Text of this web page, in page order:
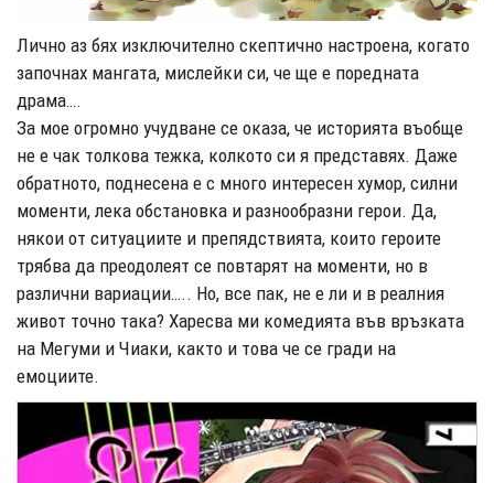
Лично аз бях изключително скептично настроена, когато
започнах мангата, мислейки си, че ще е поредната
драма….
За мое огромно учудване се оказа, че историята въобще
не е чак толкова тежка, колкото си я представях. Даже
обратното, поднесена е с много интересен хумор, силни
моменти, лека обстановка и разнообразни герои. Да,
някои от ситуациите и препядствията, които героите
трябва да преодолеят се повтарят на моменти, но в
различни вариации….. Но, все пак, не е ли и в реалния
живот точно така? Харесва ми комедията във връзката
на Мегуми и Чиаки, както и това че се гради на
емоциите.